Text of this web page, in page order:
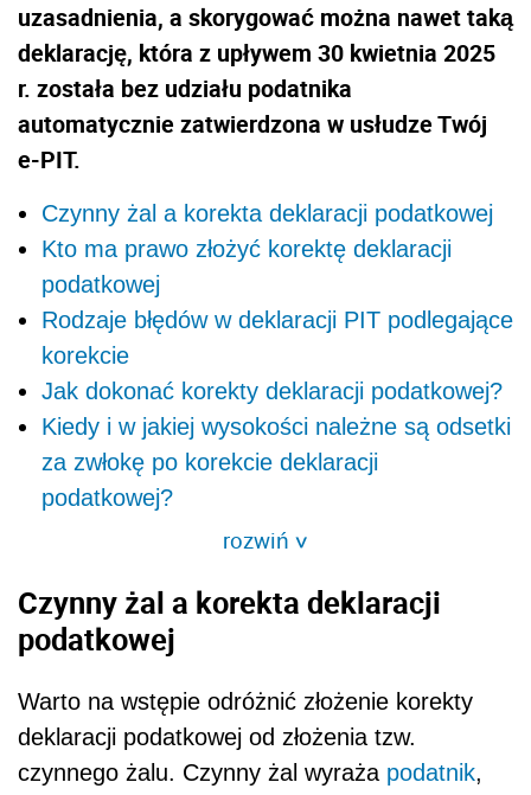
uzasadnienia, a skorygować można nawet taką
deklarację, która z upływem 30 kwietnia 2025
r. została bez udziału podatnika
automatycznie zatwierdzona w usłudze Twój
e-PIT.
Czynny żal a korekta deklaracji podatkowej
Kto ma prawo złożyć korektę deklaracji
podatkowej
Rodzaje błędów w deklaracji PIT podlegające
korekcie
Jak dokonać korekty deklaracji podatkowej?
Kiedy i w jakiej wysokości należne są odsetki
za zwłokę po korekcie deklaracji
podatkowej?
rozwiń>
Czynny żal a korekta deklaracji
podatkowej
Warto na wstępie odróżnić złożenie korekty
deklaracji podatkowej od złożenia tzw.
czynnego żalu. Czynny żal wyraża podatnik,